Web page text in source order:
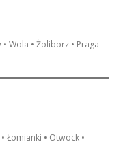
Wola • Żoliborz • Praga
Łomianki • Otwock •